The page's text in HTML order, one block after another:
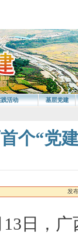
活动
基层党建
个“党
发
13日，